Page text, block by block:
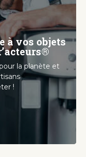
à vos objets
la planète et
!